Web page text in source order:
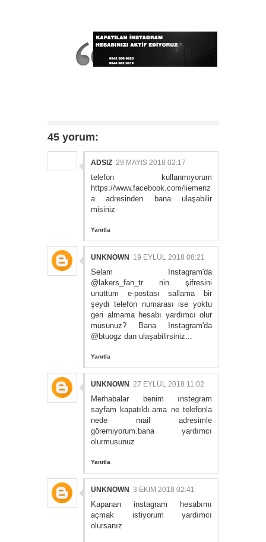
45 yorum:
ADSIZ 29 MAYIS 2018 02:17
telefon kullanmıyorum
https://www.facebook.com/liemenz
a adresinden bana ulaşabilir
misiniz
Yanıtla
UNKNOWN 19 EYLÜL 2018 08:21
Selam Instagram'da
@lakers_fan_tr nin şifresini
unuttum e-postası sallama bir
şeydi telefon numarası ise yoktu
geri almama hesabı yardımcı olur
musunuz? Bana Instagram'da
@btuogz dan ulaşabilirsiniz...
Yanıtla
UNKNOWN 27 EYLÜL 2018 11:02
Merhabalar benim ınstegram
sayfam kapatıldı.ama ne telefonla
nede mail adresimle
göremiyorum.bana yardımcı
olurmusunuz
Yanıtla
UNKNOWN 3 EKIM 2018 02:41
Kapanan instagram hesabımı
açmak istiyorum yardımcı
olursanız